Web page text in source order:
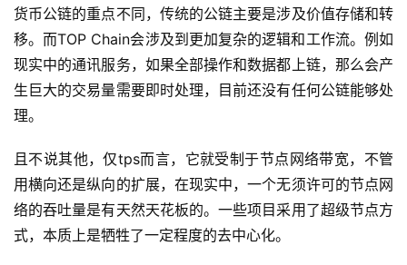
货币公链的重点不同，传统的公链主要是涉及价值存储和转
移。而TOP Chain会涉及到更加复杂的逻辑和工作流。例如
现实中的通讯服务，如果全部操作和数据都上链，那么会产
生巨大的交易量需要即时处理，目前还没有任何公链能够处
理。
且不说其他，仅tps而言，它就受制于节点网络带宽，不管
用横向还是纵向的扩展，在现实中，一个无须许可的节点网
络的吞吐量是有天然天花板的。一些项目采用了超级节点方
式，本质上是牺牲了一定程度的去中心化。